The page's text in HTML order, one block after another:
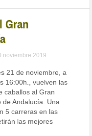
Gran
noviembre 2019
21 de noviembre, a
16:00h., vuelven las
caballos al Gran
de Andalucía. Una
5 carreras en las
las mejores